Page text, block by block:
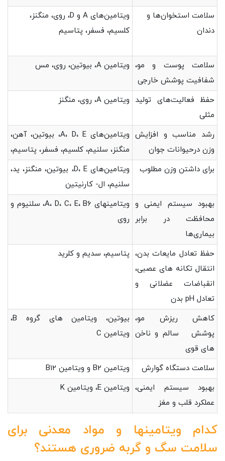
سلامت استخوان‌ها و
دندان
ویتامین‌های A و D، روی، منگنز،
کلسیم، فسفر، پتاسیم
سلامت پوست و مو،
شفافیت پوشش خارجی
ویتامین A، بیوتین، روی، مس
حفظ فعالیت‌های تولید
مثلی
ویتامین A، روی، منگنز
رشد مناسب و افزایش
وزن درحیوانات جوان
ویتامین‌های A، D، E، بیوتین، آهن،
منگنز، سلنیم، کلسیم، فسفر، پتاسیم،
برای داشتن وزن مطلوب
ویتامین‌های D، E، بیوتین، منگنز، ید،
سلنیم، ال- کارنیتین
بهبود سیستم ایمنی و
محافظت در برابر
بیماری‌ها
ویتامین­های A، D، C، E، B6، سلنیوم و
روی
حفظ تعادل مایعات بدن،
انتقال تکانه های عصبی،
انقباضات عضلانی و
تعادل pH بدن
پتاسیم، سدیم و کلرید
کاهش ریزش مو،
پوشش سالم و ناخن
های قوی
بیوتین، ویتامین های گروه B،
ویتامین C
سلامت دستگاه گوارش
ویتامین B2 و ویتامین B12
بهبود سیستم ایمنی،
عملکرد قلب و مغز
ویتامین E، ویتامین K
کدام ویتامین­ها و مواد معدنی برای
سلامت سگ و گربه ضروری هستند؟